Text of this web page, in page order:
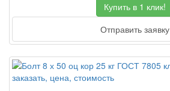
Купить в 1 клик!
Отправить заявку